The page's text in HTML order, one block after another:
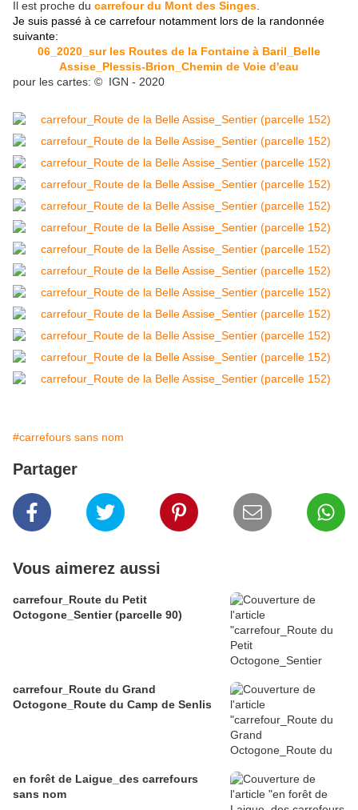
Il est proche du carrefour du Mont des Singes
Je suis passé à ce carrefour notamment lors de la randonnée
suivante:
06_2020_sur les Routes de la Fontaine à Baril_Belle
Assise_Plessis-Brion_Chemin de Voie d'eau
pour les cartes: © IGN - 2020
#carrefours sans nom
Partager
Vous aimerez aussi
carrefour_Route du Petit
Octogone_Sentier (parcelle 90)
carrefour_Route du Grand
Octogone_Route du Camp de Senlis
en forêt de Laigue_des carrefours
sans nom